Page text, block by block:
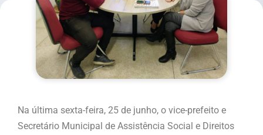
Na última sexta-feira, 25 de junho, o vice-prefeito e
Secretário Municipal de Assistência Social e Direitos